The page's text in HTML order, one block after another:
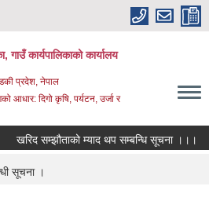
गाउँ कार्यपालिकाको कार्यालय
प्रदेश, नेपाल
आधार: दिगो कृषि, पर्यटन, उर्जा र
खरिद सम्झौताको म्याद थप सम्बन्धि सूचना ।।।
सूचना ।